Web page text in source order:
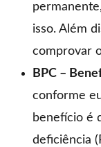
isso. Além
comprovar
BPC –
conforme
benefício é
deficiência